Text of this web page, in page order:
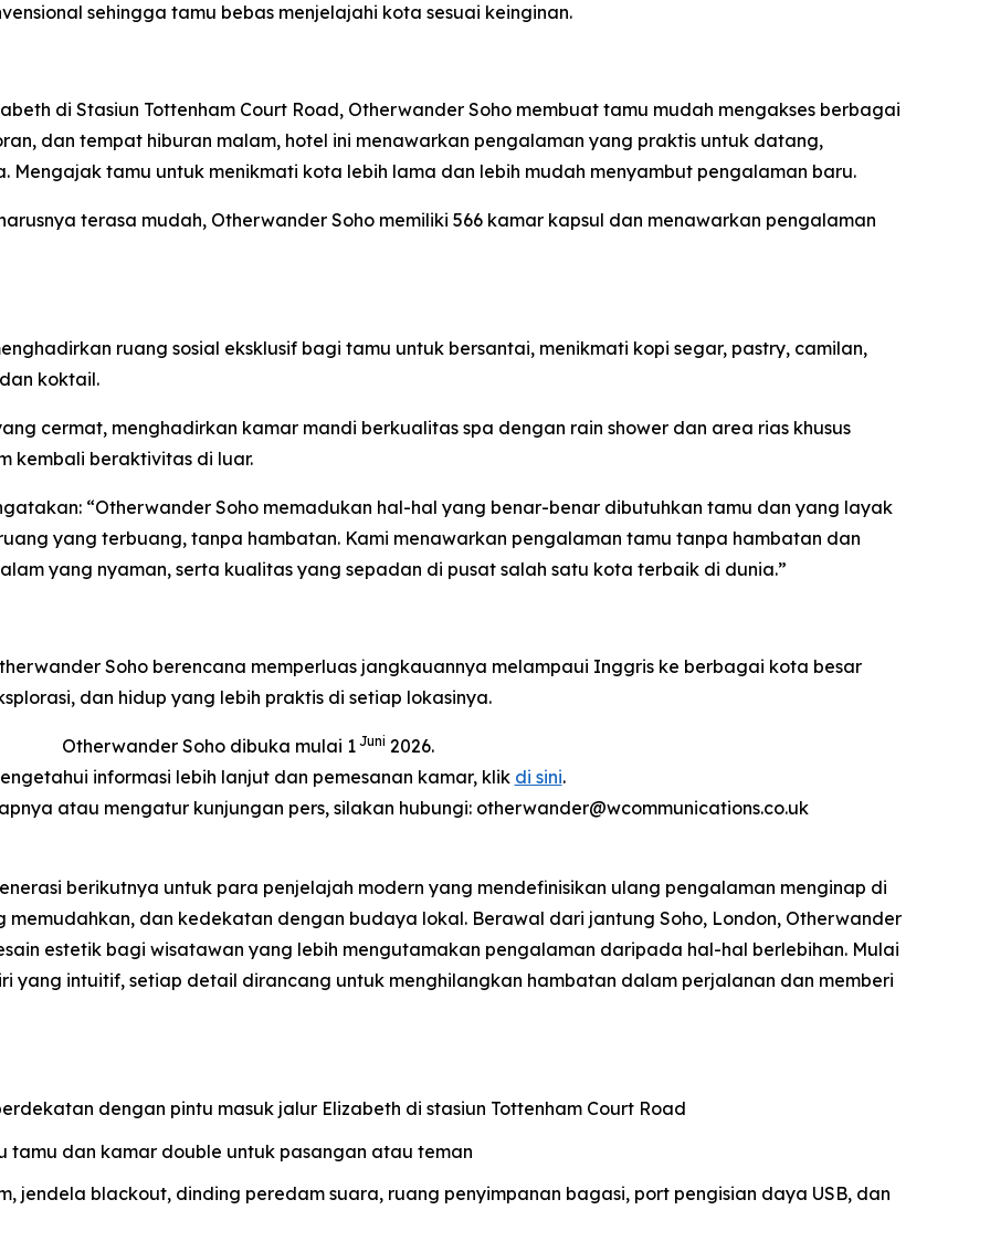
sehingga tamu bebas menjelajahi kota sesuai keinginan.
di Stasiun Tottenham Court Road, Otherwander Soho membuat tamu mudah mengakses berbagai
dan tempat hiburan malam, hotel ini menawarkan pengalaman yang praktis untuk datang,
Mengajak tamu untuk menikmati kota lebih lama dan lebih mudah menyambut pengalaman baru.
terasa mudah, Otherwander Soho memiliki 566 kamar kapsul dan menawarkan pengalaman
ruang sosial eksklusif bagi tamu untuk bersantai, menikmati kopi segar, pastry, camilan,
koktail.
cermat, menghadirkan kamar mandi berkualitas spa dengan rain shower dan area rias khusus
kembali beraktivitas di luar.
“Otherwander Soho memadukan hal-hal yang benar-benar dibutuhkan tamu dan yang layak
yang terbuang, tanpa hambatan. Kami menawarkan pengalaman tamu tanpa hambatan dan
yang nyaman, serta kualitas yang sepadan di pusat salah satu kota terbaik di dunia.”
Soho berencana memperluas jangkauannya melampaui Inggris ke berbagai kota besar
dan hidup yang lebih praktis di setiap lokasinya.
Otherwander Soho dibuka mulai 1 Juni 2026.
informasi lebih lanjut dan pemesanan kamar, klik di sini.
atau mengatur kunjungan pers, silakan hubungi: otherwander@wcommunications.co.uk
berikutnya untuk para penjelajah modern yang mendefinisikan ulang pengalaman menginap di
dan kedekatan dengan budaya lokal. Berawal dari jantung Soho, London, Otherwander
estetik bagi wisatawan yang lebih mengutamakan pengalaman daripada hal-hal berlebihan. Mulai
yang intuitif, setiap detail dirancang untuk menghilangkan hambatan dalam perjalanan dan memberi
dengan pintu masuk jalur Elizabeth di stasiun Tottenham Court Road
tamu dan kamar double untuk pasangan atau teman
jendela blackout, dinding peredam suara, ruang penyimpanan bagasi, port pengisian daya USB, dan